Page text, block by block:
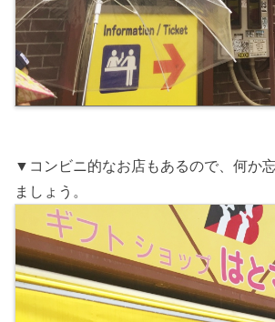
▼コンビニ的なお店もあるので、何か
ましょう。